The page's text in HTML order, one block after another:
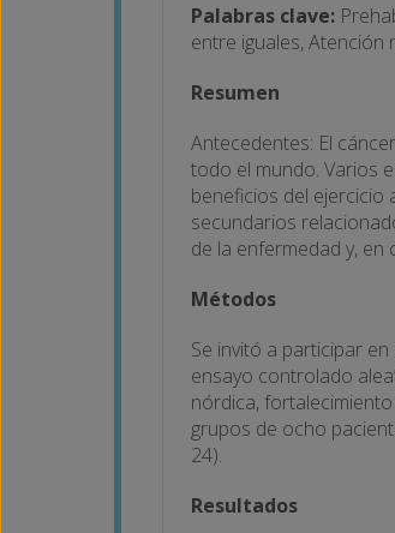
Palabras clave:
entre iguales, Atención
Resumen
Antecedentes: El
todo el mundo. Varios
beneficios del
secundarios
de la enfermedad y,
Métodos
Se invitó a participar
ensayo controlado
nórdica,
grupos de ocho
24).
Resultados